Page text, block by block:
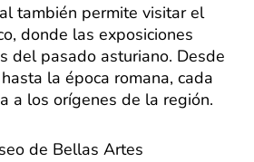
también permite visitar el
donde las exposiciones
del pasado asturiano. Desde
la época romana, cada
a los orígenes de la región.
de Bellas Artes